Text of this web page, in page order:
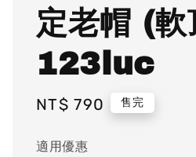
定老帽 (
123luc
Regular
NT$ 790 售完
適用優惠